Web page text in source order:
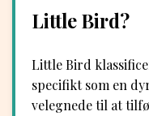
Little Bird?
Little Bird
specifikt som en
velegnede til at